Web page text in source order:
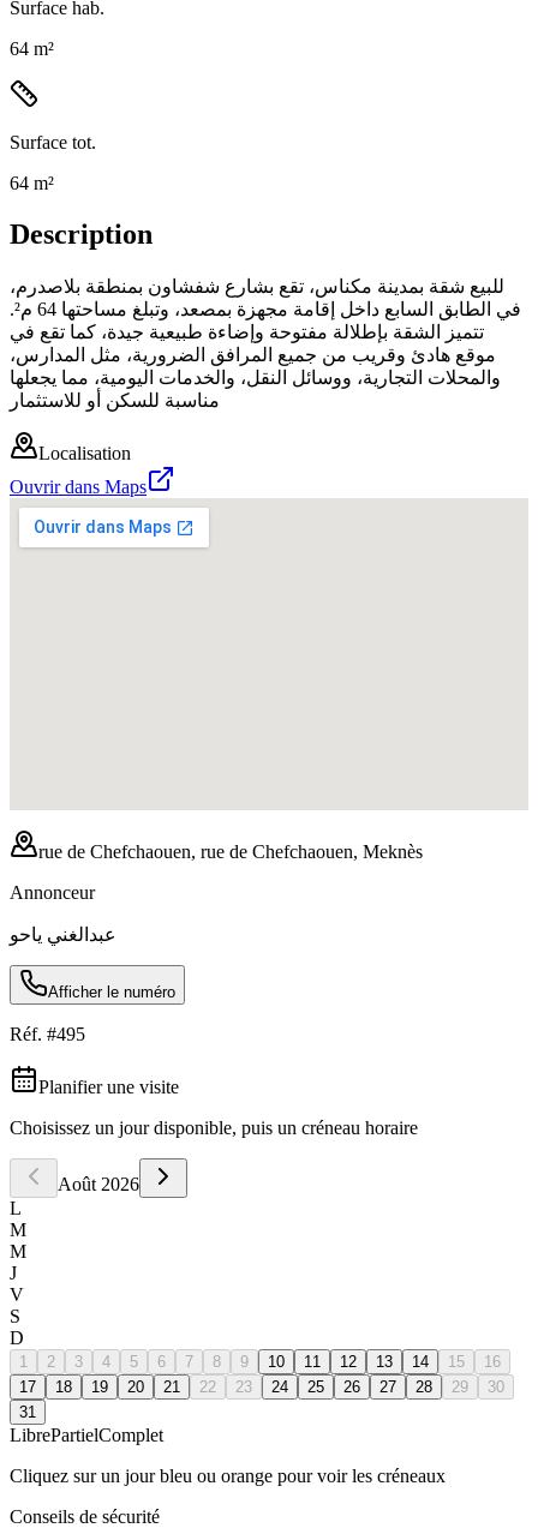
Surface hab.
64 m²
Surface tot.
64 m²
Description
للبيع شقة بمدينة مكناس، تقع بشارع شفشاون بمنطقة بلاصدرم،
في الطابق السابع داخل إقامة مجهزة بمصعد، وتبلغ مساحتها 64 م².
تتميز الشقة بإطلالة مفتوحة وإضاءة طبيعية جيدة، كما تقع في
موقع هادئ وقريب من جميع المرافق الضرورية، مثل المدارس،
والمحلات التجارية، ووسائل النقل، والخدمات اليومية، مما يجعلها
مناسبة للسكن أو للاستثمار
Localisation
Ouvrir dans Maps
rue de Chefchaouen, rue de Chefchaouen, Meknès
Annonceur
عبدالغني ياحو
Afficher le numéro
Réf. #495
Planifier une visite
Choisissez un jour disponible, puis un créneau horaire
Août 2026
L
M
M
J
V
S
D
1 2 3 4 5 6 7 8 9 10 11 12 13 14 15
16
17
18 19 20 21 22 23 24 25 26 27 28 29
30
31
LibrePartielComplet
Cliquez sur un jour bleu ou orange pour voir les créneaux
Conseils de sécurité